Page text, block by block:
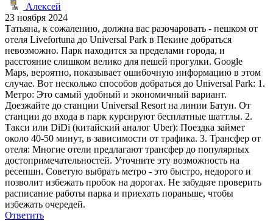
Алексей
23 ноября 2024
Татьяна, к сожалению, должна вас разочаровать - пешком от
отеля Livefortuna до Universal Park в Пекине добраться
невозможно. Парк находится за пределами города, и
расстояние слишком велико для пешей прогулки. Google
Maps, вероятно, показывает ошибочную информацию в этом
случае. Вот несколько способов добраться до Universal Park: 1.
Метро: Это самый удобный и экономичный вариант.
Доезжайте до станции Universal Resort на линии Батун. От
станции до входа в парк курсируют бесплатные шаттлы. 2.
Такси или DiDi (китайский аналог Uber): Поездка займет
около 40-50 минут, в зависимости от трафика. 3. Трансфер от
отеля: Многие отели предлагают трансфер до популярных
достопримечательностей. Уточните эту возможность на
ресепшн. Советую выбрать метро - это быстро, недорого и
позволит избежать пробок на дорогах. Не забудьте проверить
расписание работы парка и приехать пораньше, чтобы
избежать очередей.
Ответить